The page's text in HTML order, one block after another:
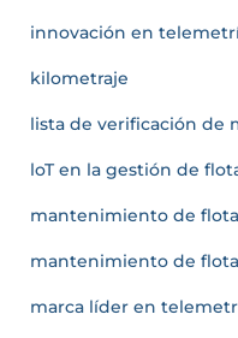
innovación en
kilometraje
lista de verificación de
loT en la gestión de
mantenimiento de
mantenimiento de
marca líder en